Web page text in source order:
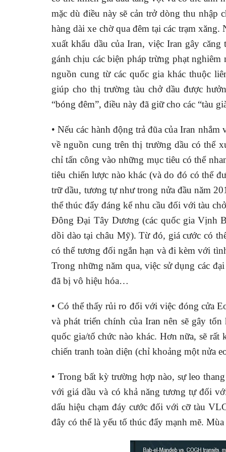
mặc dù điều này sẽ cản trở dòng thu nhập
hàng dài xe chờ qua đêm tại các trạm
xuất khẩu dầu của Iran, việc Iran gây
gánh chịu các biện pháp trừng phạt
nguồn cung từ các quốc gia khác thuộc
giúp cho thị trường tàu chở dầu được
“bóng đêm”, điều này đã giữ cho các “tàu
• Nếu các hành động trả đũa của Iran
về nguồn cung trên thị trường dầu có thể
chỉ tấn công vào những mục tiêu có thể
tiêu chiến lược nào khác (và do đó có thể
trữ dầu, tương tự như trong nửa đầu năm
thể thúc đẩy đáng kể nhu cầu đối với tàu
Đông Đại Tây Dương (các quốc gia Vịnh
dồi dào tại châu Mỹ). Từ đó, giá cước có
có thể tương đối ngắn hạn và đi kèm với
Trong những năm qua, việc sử dụng các
đã bị vô hiệu hóa…
• Có thể thấy rủi ro đối với việc đóng cửa
và phát triển chính của Iran nên sẽ gây
quốc gia/tổ chức nào khác. Hơn nữa, sẽ
chiến tranh toàn diện (chỉ khoảng một nửa
• Trong bất kỳ trường hợp nào, sự leo
với giá dầu và có khả năng tương tự đối
dấu hiệu chạm đáy cước đối với cỡ tàu
đây có thể là yếu tố thúc đẩy mạnh mẽ.